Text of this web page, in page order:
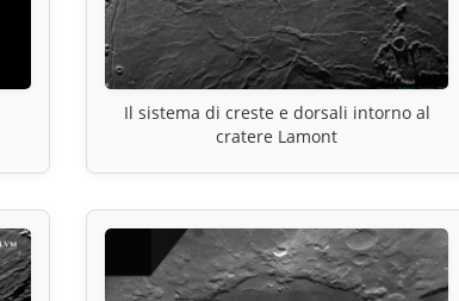
Il sistema di creste e dorsali intorno al
cratere Lamont